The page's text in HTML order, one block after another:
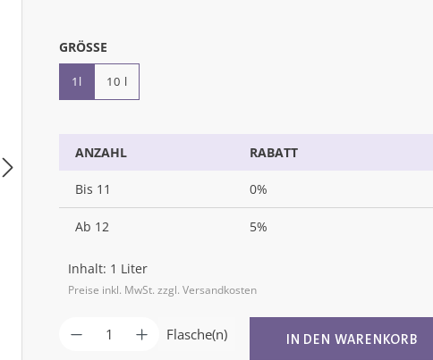
ANZAHL RABATT
Bis 11 0%
Ab 12 5%
Inhalt: 1 Liter
Preise inkl. MwSt. zzgl. Versandkosten
GRÖSSE
1l 10 l
Produkt Anzahl: Gib den
Flasche(n) IN DEN WARENKORB